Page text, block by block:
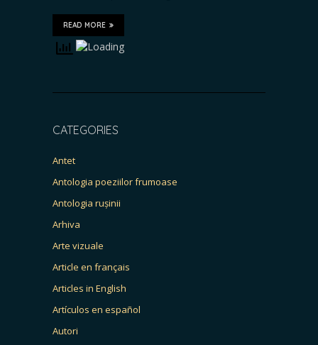
READ MORE
CATEGORIES
Antet
Antologia poeziilor frumoase
Antologia rușinii
Arhiva
Arte vizuale
Article en français
Articles in English
Artículos en español
Autori